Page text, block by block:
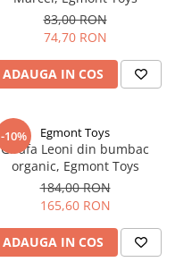
83,00 RON
74,70 RON
ADAUGA IN COS
-10% Egmont Toys
Girafa Leoni din bumbac
organic, Egmont Toys
184,00 RON
165,60 RON
ADAUGA IN COS